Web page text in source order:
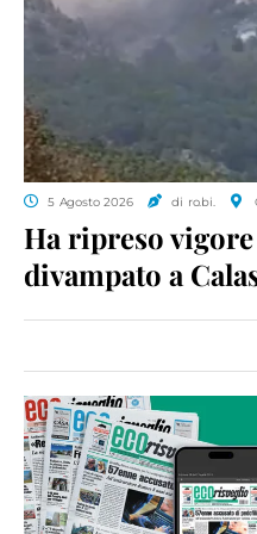
5 Agosto 2026 di ro.bi.
Ha ripreso
divampato a